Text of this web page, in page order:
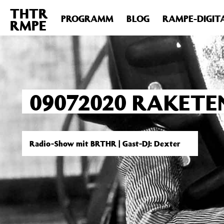
Deprecated : Die Funktion post_permalink ist seit Version
includes/functions.phpon line6031
THTR
RMPE PROGRAMM BLOG RAMPE-
09072020
Radio-Show mit BRTHR | Gast-DJ: Dexter